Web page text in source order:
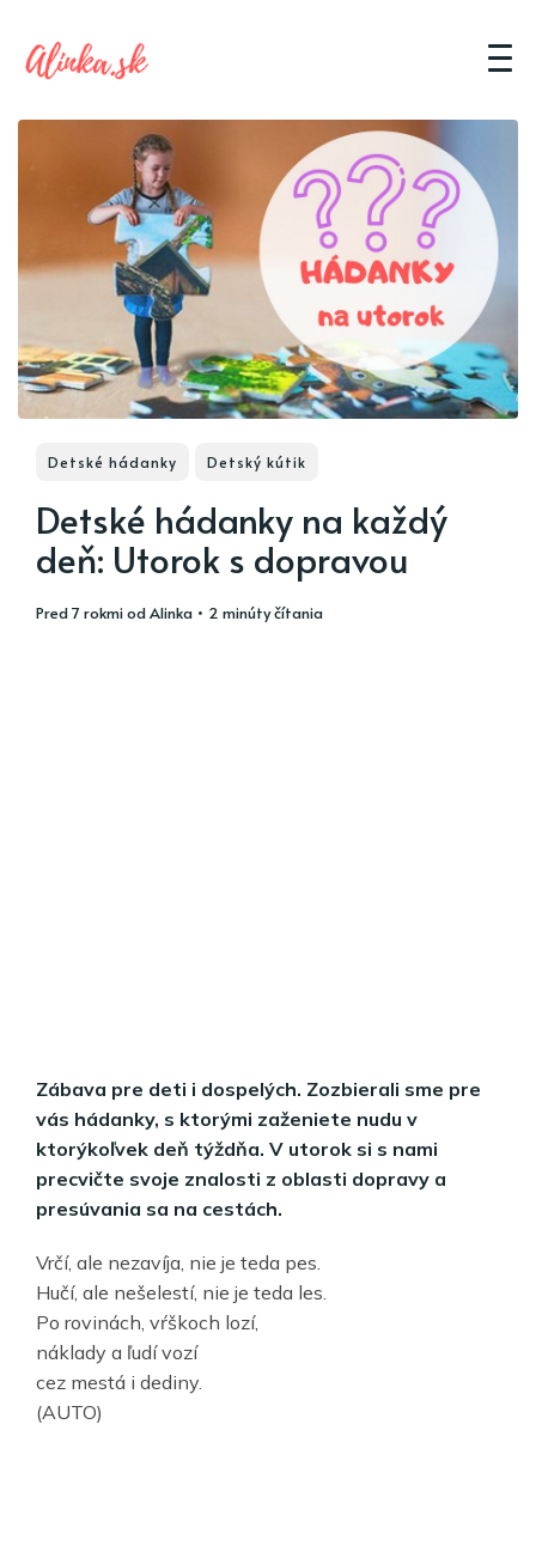
Detské hádanky Detský kútik
Detské hádanky na každý
deň: Utorok s dopravou
pred 7 rokmiodAlinka • 2 minúty čítania
Zábava pre deti i dospelých. Zozbierali sme pre
vás hádanky, s ktorými zaženiete nudu v
ktorýkoľvek deň týždňa. V utorok si s nami
precvičte svoje znalosti z oblasti dopravy a
presúvania sa na cestách.
Vrčí, ale nezavíja, nie je teda pes.
Hučí, ale nešelestí, nie je teda les.
Po rovinách, vŕškoch lozí,
náklady a ľudí vozí
cez mestá i dediny.
(AUTO)